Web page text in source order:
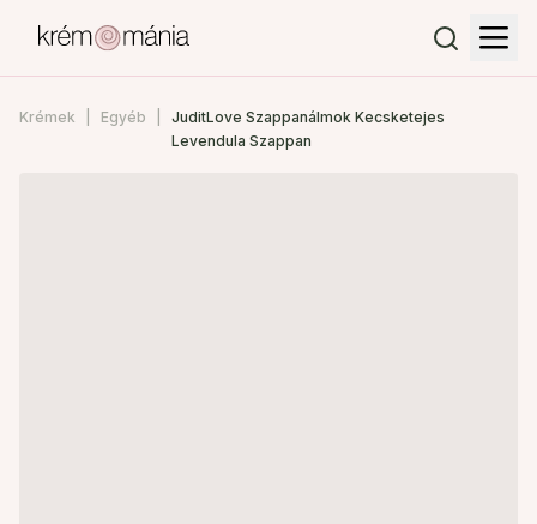
Krémek Egyéb
JuditLove Szappanálmok Kecsketejes
Levendula Szappan